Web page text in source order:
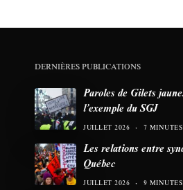
DERNIÈRES PUBLICATIONS
Paroles de Gilets
l’exemple du SGJ
JUILLET 2026 7 MINUTES
Les relations entre
Québec
JUILLET 2026 9 MINUTES